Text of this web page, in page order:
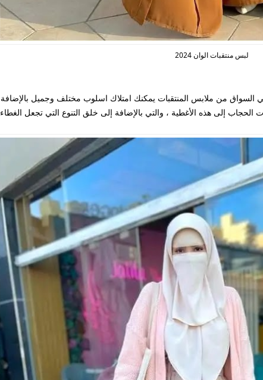
لبس منتقبات الوان 2024
السواق من ملابس المنتقبات يمكنك امتلاك اسلوب مختلف وجميل بالإضافة
إلى هذه الأغطية ، والتي بالإضافة إلى خلق التنوع التي تجعل الغطاء